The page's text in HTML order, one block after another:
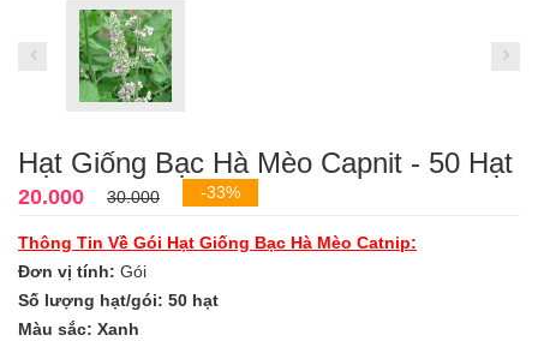
Hạt Giống Bạc Hà Mèo Capnit - 50 Hạt
20.000 30.000 -33%
Thông Tin Về Gói Hạt Giống Bạc Hà Mèo Catnip:
Đơn vị tính: Gói
Số lượng hạt/gói: 50 hạt
Màu sắc: Xanh